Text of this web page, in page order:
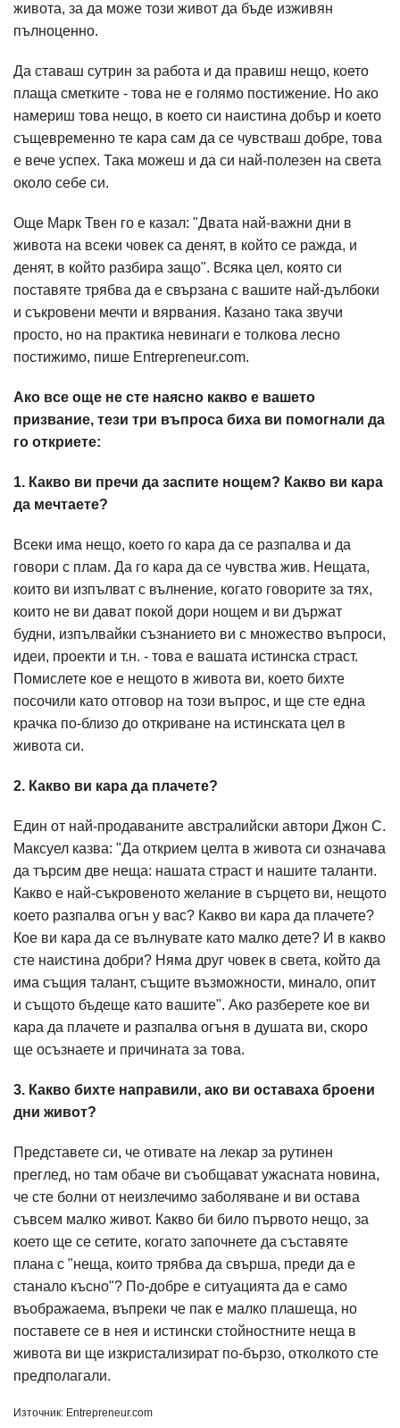
живота, за да може този живот да бъде изживян
пълноценно.
Да ставаш сутрин за работа и да правиш нещо, което
плаща сметките - това не е голямо постижение. Но ако
намериш това нещо, в което си наистина добър и което
същевременно те кара сам да се чувстваш добре, това
е вече успех. Така можеш и да си най-полезен на света
около себе си.
Още Марк Твен го е казал: "Двата най-важни дни в
живота на всеки човек са денят, в който се ражда, и
денят, в който разбира защо". Всяка цел, която си
поставяте трябва да е свързана с вашите най-дълбоки
и съкровени мечти и вярвания. Казано така звучи
просто, но на практика невинаги е толкова лесно
постижимо, пише Entrepreneur.com.
Ако все още не сте наясно какво е вашето
призвание, тези три въпроса биха ви помогнали да
го откриете:
1. Какво ви пречи да заспите нощем? Какво ви кара
да мечтаете?
Всеки има нещо, което го кара да се разпалва и да
говори с плам. Да го кара да се чувства жив. Нещата,
които ви изпълват с вълнение, когато говорите за тях,
които не ви дават покой дори нощем и ви държат
будни, изпълвайки съзнанието ви с множество въпроси,
идеи, проекти и т.н. - това е вашата истинска страст.
Помислете кое е нещото в живота ви, което бихте
посочили като отговор на този въпрос, и ще сте една
крачка по-близо до откриване на истинската цел в
живота си.
2. Какво ви кара да плачете?
Един от най-продаваните австралийски автори Джон С.
Максуел казва: "Да открием целта в живота си означава
да търсим две неща: нашата страст и нашите таланти.
Какво е най-съкровеното желание в сърцето ви, нещото
което разпалва огън у вас? Какво ви кара да плачете?
Кое ви кара да се вълнувате като малко дете? И в какво
сте наистина добри? Няма друг човек в света, който да
има същия талант, същите възможности, минало, опит
и същото бъдеще като вашите". Ако разберете кое ви
кара да плачете и разпалва огъня в душата ви, скоро
ще осъзнаете и причината за това.
3. Какво бихте направили, ако ви оставаха броени
дни живот?
Представете си, че отивате на лекар за рутинен
преглед, но там обаче ви съобщават ужасната новина,
че сте болни от неизлечимо заболяване и ви остава
съвсем малко живот. Какво би било първото нещо, за
което ще се сетите, когато започнете да съставяте
плана с "неща, които трябва да свърша, преди да е
станало късно"? По-добре е ситуацията да е само
въображаема, въпреки че пак е малко плашеща, но
поставете се в нея и истински стойностните неща в
живота ви ще изкристализират по-бързо, отколкото сте
предполагали.
Източник: Entrepreneur.com